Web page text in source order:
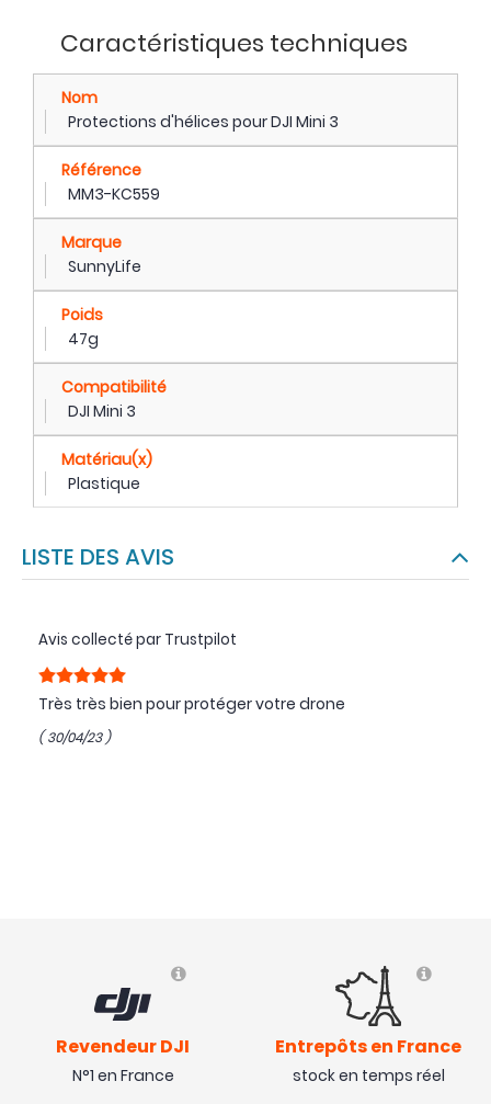
Caractéristiques techniques
Nom
Protections d'hélices pour DJI Mini 3
Référence
MM3-KC559
Marque
SunnyLife
Poids
47g
Compatibilité
DJI Mini 3
Matériau(x)
Plastique
LISTE DES AVIS
Avis collecté par Trustpilot
Très très bien pour protéger votre drone
( 30/04/23 )
Revendeur DJI
N°1 en France
Entrepôts en France
stock en temps réel